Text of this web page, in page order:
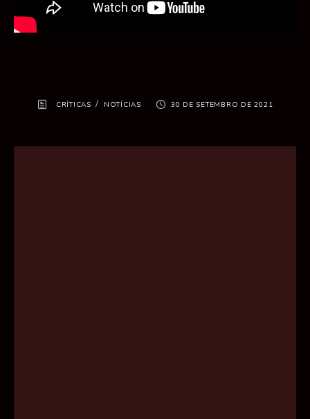
CRÍTICAS / NOTÍCIAS 30 DE SETEMBRO DE 2021